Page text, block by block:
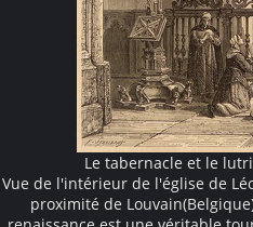
Le tabernacle et le
Vue de l'intérieur de l'église de
proximité de